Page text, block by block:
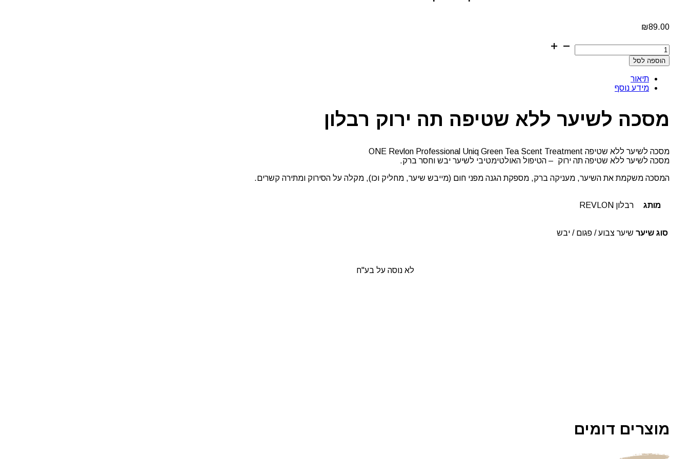
₪89.00
כמות
של
מסכה
ללא
שטיפה
רבלון
הוספה לסל
תיאור
מידע נוסף
מסכה לשיער ללא שטיפה תה ירוק רבלון
מסכה לשיער ללא שטיפה ONE Revlon Professional Uniq Green Tea Scent Treatment
מסכה לשיער ללא שטיפה תה ירוק – הטיפול האולטימטיבי לשיער יבש וחסר ברק.
המסכה משקמת את השיער, מעניקה ברק, מספקת הגנה מפני חום (מייבש שיער, מחליק וכו), מקלה על הסירוק ומתירה קשרים.
מותג רבלון REVLON
סוג שיער שיער צבוע / פגום / יבש
לא נוסה על בע"ח
מוצרים דומים